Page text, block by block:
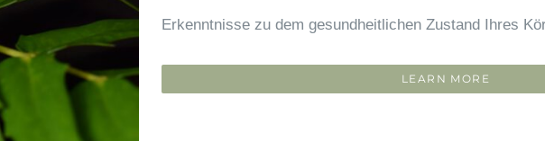
Erkenntnisse zu dem gesundheitlichen Zustand Ihres
LEARN MORE